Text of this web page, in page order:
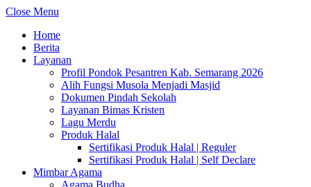
Close Menu
Home
Berita
Layanan
Profil Pondok Pesantren Kab. Semarang 2026
Alih Fungsi Musola Menjadi Masjid
Dokumen Pindah Sekolah
Layanan Bimas Kristen
Lagu Merdu
Produk Halal
Sertifikasi Produk Halal | Reguler
Sertifikasi Produk Halal | Self Declare
Mimbar Agama
Agama Budha